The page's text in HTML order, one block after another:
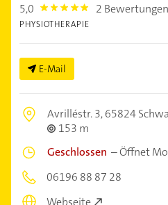
5,0 5.0 2 Bewertungen
PHYSIOTHERAPIE
E-Mail
Avrilléstr. 3,65824
153 m
Geschlossen –Öffnet
06196 88 87 28
Webseite